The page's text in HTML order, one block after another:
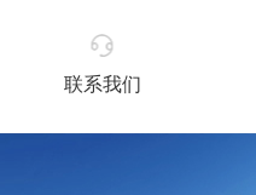
联系我们